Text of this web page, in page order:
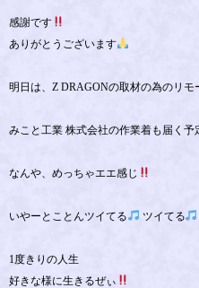
感謝です
ありがとうございます
明日は、Z DRAGONの取材の為のリモ
みこと工業 株式会社の作業着も届く予
なんや、めっちゃエエ感じ
いやーとことんツイてる ツイてる
1度きりの人生
好きな様に生きるぜぃ